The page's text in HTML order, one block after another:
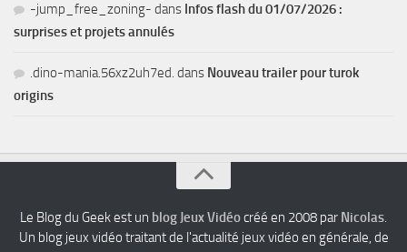
-jump_free_zoning- dans Infos flash du 01/07/2026 :
surprises et projets annulés
.dino-mania.56xz2uh7ed. dans Nouveau trailer pour turok
origins
Le Blog du Geek est un blog Jeux Vidéocréé en 2008 par Nicolas.
Un blog jeux vidéo traitant de l'actualité jeux vidéo en générale, de